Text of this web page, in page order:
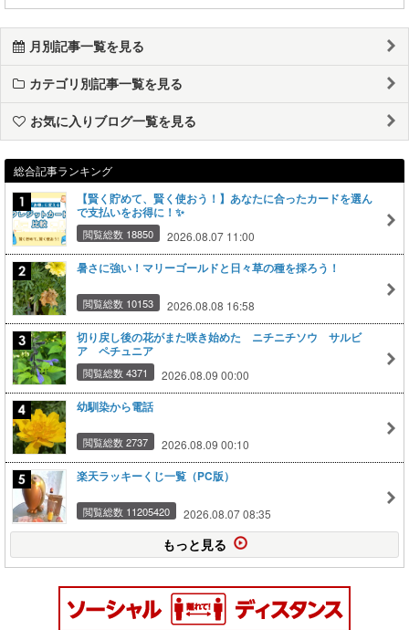
月別記事一覧を見る
カテゴリ別記事一覧を見る
お気に入りブログ一覧を見る
総合記事ランキング
【賢く貯めて、賢く使おう！】あなたに合ったカードを選ん
で支払いをお得に！✨
閲覧総数 18850 2026.08.07 11:00
暑さに強い！マリーゴールドと日々草の種を採ろう！
閲覧総数 10153 2026.08.08 16:58
切り戻し後の花がまた咲き始めた ニチニチソウ サルビ
ア ペチュニア
閲覧総数 4371 2026.08.09 00:00
幼馴染から電話
閲覧総数 2737 2026.08.09 00:10
楽天ラッキーくじ一覧（PC版）
閲覧総数 11205420 2026.08.07 08:35
もっと見る